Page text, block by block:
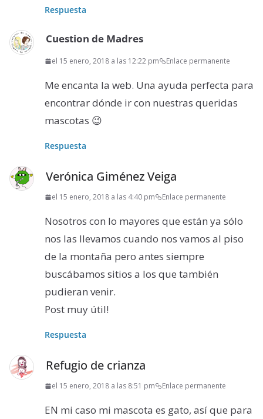
Respuesta
Cuestion de Madres
el 15 enero, 2018 a las 12:22 pm Enlace permanente
Me encanta la web. Una ayuda perfecta para
encontrar dónde ir con nuestras queridas
mascotas 😉
Respuesta
Verónica Giménez Veiga
el 15 enero, 2018 a las 4:40 pm Enlace permanente
Nosotros con lo mayores que están ya sólo
nos las llevamos cuando nos vamos al piso
de la montaña pero antes siempre
buscábamos sitios a los que también
pudieran venir.
Post muy útil!
Respuesta
Refugio de crianza
el 15 enero, 2018 a las 8:51 pm Enlace permanente
EN mi caso mi mascota es gato, así que para